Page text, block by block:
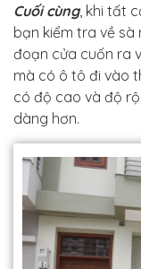
Cuối cùng, khi tất
bạn kiểm tra về
đoạn cửa cuốn ra
mà có ô tô đi vào
có độ cao và độ
dàng hơn.